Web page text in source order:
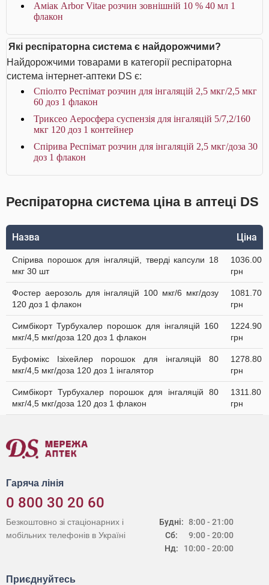
Аміак Arbor Vitae розчин зовнішній 10 % 40 мл 1
флакон
Які респіраторна система є найдорожчими?
Найдорожчими товарами в категорії респіраторна
система інтернет-аптеки DS є:
Спіолто Респімат розчин для інгаляцій 2,5 мкг/2,5 мкг
60 доз 1 флакон
Триксео Аеросфера суспензія для інгаляцій 5/7,2/160
мкг 120 доз 1 контейнер
Спірива Респімат розчин для інгаляцій 2,5 мкг/доза 30
доз 1 флакон
Респіраторна система ціна в аптеці DS
Назва Ціна
Спірива порошок для інгаляцій, тверді капсули 18
мкг 30 шт
1036.00
грн
Фостер аерозоль для інгаляцій 100 мкг/6 мкг/дозу
120 доз 1 флакон
1081.70
грн
Симбікорт Турбухалер порошок для інгаляцій 160
мкг/4,5 мкг/доза 120 доз 1 флакон
1224.90
грн
Буфомікс Ізіхейлер порошок для інгаляцій 80
мкг/4,5 мкг/доза 120 доз 1 інгалятор
1278.80
грн
Симбікорт Турбухалер порошок для інгаляцій 80
мкг/4,5 мкг/доза 120 доз 1 флакон
1311.80
грн
Гаряча лінія
0 800 30 20 60
Будні:
Сб:
Нд:
8:00 - 21:00
9:00 - 20:00
10:00 - 20:00
Безкоштовно зі стаціонарних і
мобільних телефонів в Україні
Приєднуйтесь